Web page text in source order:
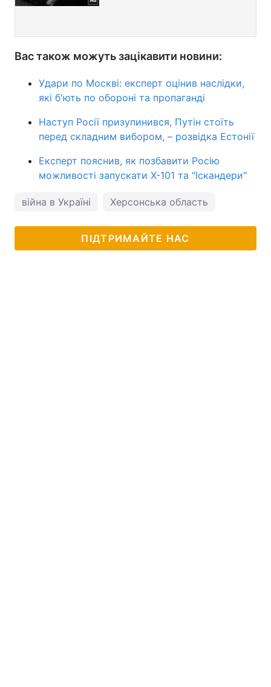
Вас також можуть зацікавити новини:
Удари по Москві: експерт оцінив наслідки,
які б'ють по обороні та пропаганді
Наступ Росії призупинився, Путін стоїть
перед складним вибором, – розвідка Естонії
Експерт пояснив, як позбавити Росію
можливості запускати Х-101 та "Іскандери"
війна в Україні Херсонська область
ПІДТРИМАЙТЕ НАС